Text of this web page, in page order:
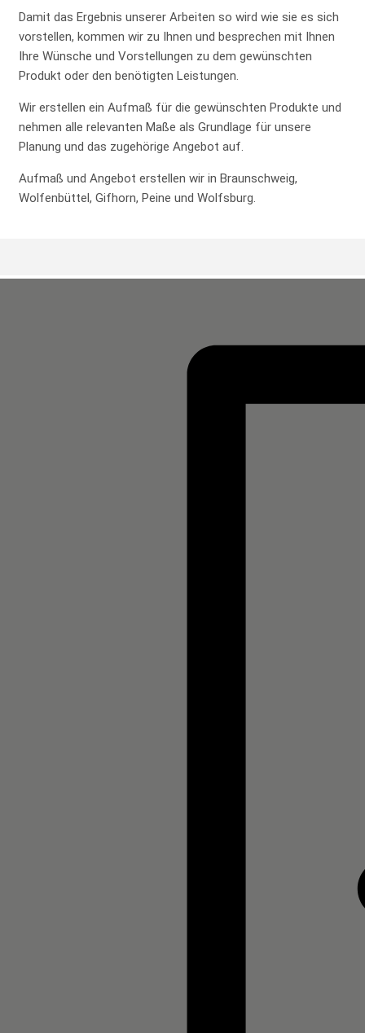
Damit das Ergebnis unserer Arbeiten so wird wie sie es sich
vorstellen, kommen wir zu Ihnen und besprechen mit Ihnen
Ihre Wünsche und Vorstellungen zu dem gewünschten
Produkt oder den benötigten Leistungen.
Wir erstellen ein Aufmaß für die gewünschten Produkte und
nehmen alle relevanten Maße als Grundlage für unsere
Planung und das zugehörige Angebot auf.
Aufmaß und Angebot erstellen wir in Braunschweig,
Wolfenbüttel, Gifhorn, Peine und Wolfsburg.